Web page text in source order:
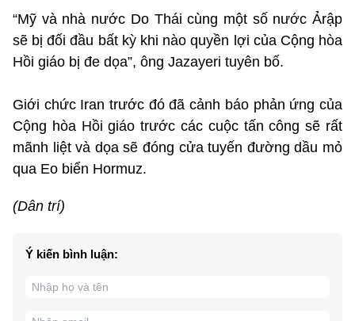
“Mỹ và nhà nước Do Thái cùng một số nước Ảrập
sẽ bị đối đầu bất kỳ khi nào quyền lợi của Cộng hòa
Hồi giáo bị đe dọa”, ông Jazayeri tuyên bố.
Giới chức Iran trước đó đã cảnh báo phản ứng của
Cộng hòa Hồi giáo trước các cuộc tấn công sẽ rất
mãnh liệt và dọa sẽ đóng cửa tuyến đường dầu mỏ
qua Eo biển Hormuz.
(Dân trí)
Ý kiến bình luận: